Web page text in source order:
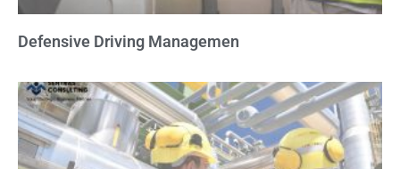
Defensive Driving Managemen